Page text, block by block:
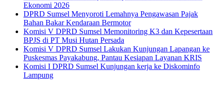
Ekonomi 2026
DPRD Sumsel Menyoroti Lemahnya Pengawasan Pajak
Bahan Bakar Kendaraan Bermotor
Komisi V DPRD Sumsel Memonitoring K3 dan Kepesertaan
BPJS di PT Musi Hutan Persada
Komisi V DPRD Sumsel Lakukan Kunjungan Lapangan ke
Puskesmas Payakabung, Pantau Kesiapan Layanan KRIS
Komisi I DPRD Sumsel Kunjungan kerja ke Diskominfo
Lampung